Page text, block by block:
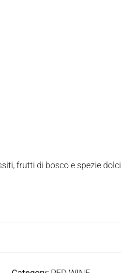
frutti di bosco e spezie dolci